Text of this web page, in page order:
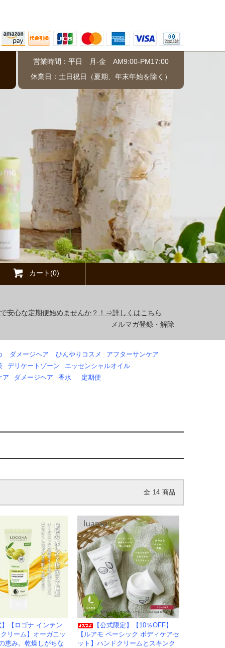
営業時間：平日 月-金 AM9:00-PM17:00
休業日：土日祝日（夏期、年末年始を除く）
カート(0)
安心な定期便始めませんか？！⇒詳しくはこちら
メルマガ登録・解除
ダメージヘア ひんやりコスメ
アフターサンケア
デリケートゾーン
エッセンシャルオイル
ア
ダメージヘア 香水 定期便
全 14 商品
】【ロゴナ インテン
リーム】オーガニッ
恵み。乾燥しがちな
【公式限定】【10％OFF】
【ルアモ ベーシック ボディケアセ
ット】ハンドクリームとスキンク